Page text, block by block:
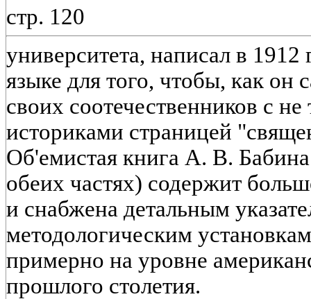
стр. 120
университета, написал в 1912
языке для того, чтобы, как он
своих соотечественников с
историками страницей
Об'емистая книга А. В.
обеих частях) содержит
и снабжена детальным
методологическим
примерно на уровне
прошлого столетия.